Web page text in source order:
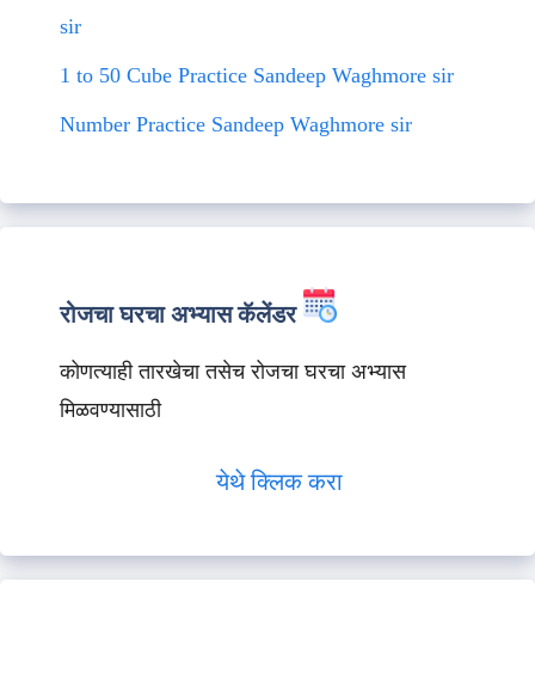
sir
1 to 50 Cube Practice Sandeep Waghmore sir
Number Practice Sandeep Waghmore sir
रोजचा घरचा अभ्यास कॅलेंडर
कोणत्याही तारखेचा तसेच रोजचा घरचा अभ्यास
मिळवण्यासाठी
येथे क्लिक करा